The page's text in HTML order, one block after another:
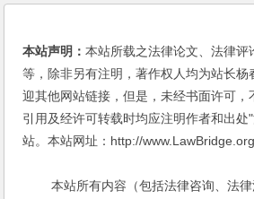
本站声明：本站所载之法律论文、法律评
等，除非另有注明，著作权人均为站长杨
迎其他网站链接，但是，未经书面许可，
引用及经许可转载时均应注明作者和出处
站。本站网址：http://www.LawBridge.org
本站所有内容（包括法律咨询、法律